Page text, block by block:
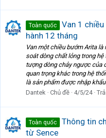
Toàn quốc
Van 1
hành 12 tháng
Van một chiều bướm Arita
soát dòng chất lỏng trong
tượng dòng chảy ngược của
quan trọng khác trong hệ
là sản phẩm được nhập
Dantek Chủ đề 4/5/24
Toàn quốc
Thông tin
từ Sence